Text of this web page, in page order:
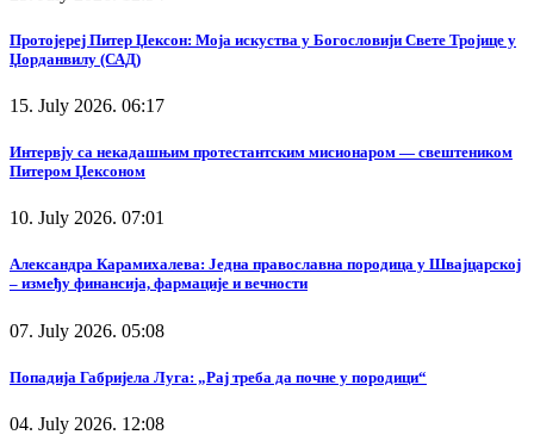
Протојереј Питер Џексон: Моја искуства у Богословији Свете Тројице у
Џорданвилу (САД)
15. July 2026. 06:17
Интервју са некадашњим протестантским мисионаром — свештеником
Питером Џексоном
10. July 2026. 07:01
Александра Карамихалева: Једна православна породица у Швајцарској
– између финансија, фармације и вечности
07. July 2026. 05:08
Попадија Габријела Луга: „Рај треба да почне у породици“
04. July 2026. 12:08